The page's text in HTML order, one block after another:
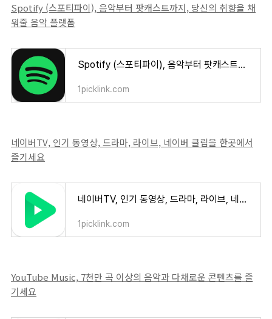
Spotify (스포티파이), 음악부터 팟캐스트까지, 당신의 취향을 채
워줄 음악 플랫폼
Spotify (스포티파이), 음악부터 팟캐스트까지, 당신의 취향을 채워줄 음악 플랫폼
1picklink.com
네이버TV, 인기 동영상, 드라마, 라이브, 네이버 클립을 한곳에서
즐기세요
네이버TV, 인기 동영상, 드라마, 라이브, 네이버 클립을 한곳에서 즐기세요
1picklink.com
YouTube Music, 7천만 곡 이상의 음악과 다채로운 콘텐츠를 즐
기세요